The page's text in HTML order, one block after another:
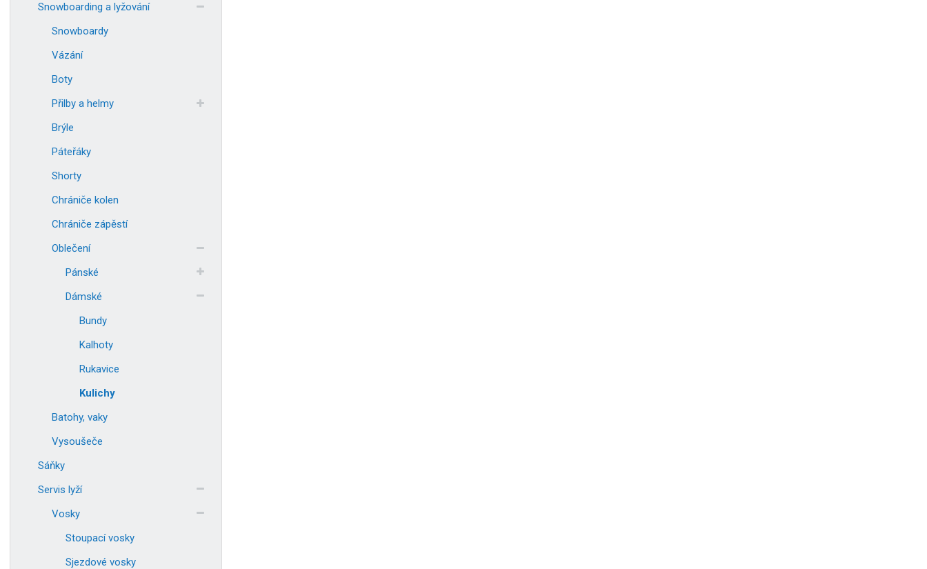
Snowboarding a lyžování
Snowboardy
Vázání
Boty
Přilby a helmy
Brýle
Páteřáky
Shorty
Chrániče kolen
Chrániče zápěstí
Oblečení
Pánské
Dámské
Bundy
Kalhoty
Rukavice
Kulichy
Batohy, vaky
Vysoušeče
Sáňky
Servis lyží
Vosky
Stoupací vosky
Sjezdové vosky